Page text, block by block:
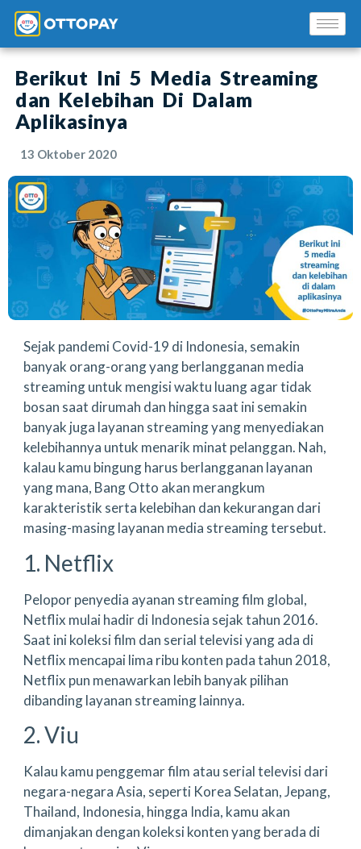
Berikut Ini 5 Media Streaming
dan Kelebihan Di Dalam
Aplikasinya
13 Oktober 2020
Sejak pandemi Covid-19 di Indonesia, semakin
banyak orang-orang yang berlangganan media
streaming untuk mengisi waktu luang agar tidak
bosan saat dirumah dan hingga saat ini semakin
banyak juga layanan streaming yang menyediakan
kelebihannya untuk menarik minat pelanggan. Nah,
kalau kamu bingung harus berlangganan layanan
yang mana, Bang Otto akan merangkum
karakteristik serta kelebihan dan kekurangan dari
masing-masing layanan media streaming tersebut.
1. Netflix
Pelopor penyedia ayanan streaming film global,
Netflix mulai hadir di Indonesia sejak tahun 2016.
Saat ini koleksi film dan serial televisi yang ada di
Netflix mencapai lima ribu konten pada tahun 2018,
Netflix pun menawarkan lebih banyak pilihan
dibanding layanan streaming lainnya.
2. Viu
Kalau kamu penggemar film atau serial televisi dari
negara-negara Asia, seperti Korea Selatan, Jepang,
Thailand, Indonesia, hingga India, kamu akan
dimanjakan dengan koleksi konten yang berada di
Solusi Kami
Blog
Promo Mitra
Pusat Edukasi Mitra
INSTAL SEKARANG